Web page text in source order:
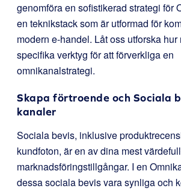
genomföra en sofistikerad strategi för
en teknikstack som är utformad för
modern e-handel. Låt oss utforska
specifika verktyg för att förverkliga en
omnikanalstrategi.
Skapa förtroende och Sociala
kanaler
Sociala bevis, inklusive
kundfoton, är en av dina mest
marknadsföringstillgångar. I en
dessa sociala bevis vara synliga och